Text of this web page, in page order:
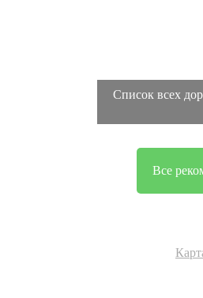
Список всех
Все